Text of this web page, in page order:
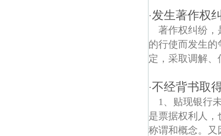
·发生著作权
著作权纠纷，
的行使而发生
定，采取调解
·不经背书取
1、贴现银行
是票据权利人，
称谓和概念。又